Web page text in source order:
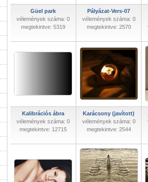
Güel park
vélemények száma: 0
megtekintve: 5319
Pályázat-Vers-07
vélemények száma: 0
megtekintve: 2570
Kalibrációs ábra
vélemények száma: 0
megtekintve: 12715
Karácsony (javított)
vélemények száma: 0
megtekintve: 2544